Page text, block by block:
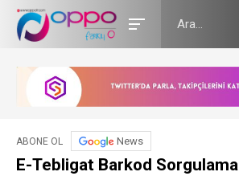
ABONE OL News
E-Tebligat Barkod Sorgulama